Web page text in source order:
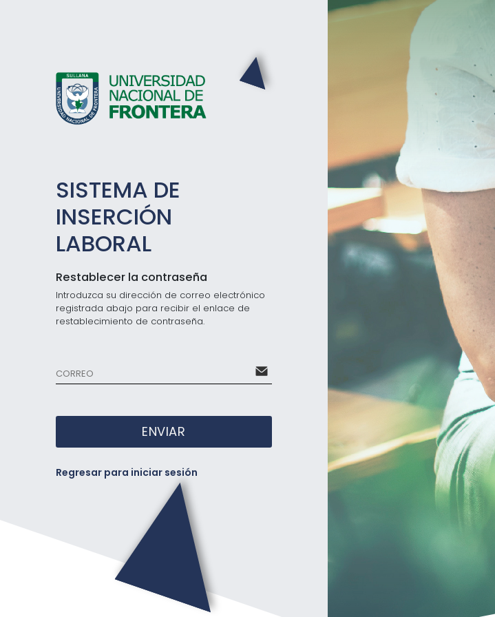
SISTEMA DE
INSERCIÓN
LABORAL
Restablecer la contraseña
Introduzca su dirección de correo electrónico
registrada abajo para recibir el enlace de
restablecimiento de contraseña.
ENVIAR
Regresar para iniciar sesión